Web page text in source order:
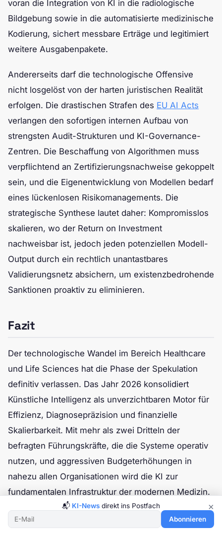
voran die Integration von KI in die radiologische
Bildgebung sowie in die automatisierte medizinische
Kodierung, sichert messbare Erträge und legitimiert
weitere Ausgabenpakete.
Andererseits darf die technologische Offensive
nicht losgelöst von der harten juristischen Realität
erfolgen. Die drastischen Strafen des EU AI Acts
verlangen den sofortigen internen Aufbau von
strengsten Audit-Strukturen und KI-Governance-
Zentren. Die Beschaffung von Algorithmen muss
verpflichtend an Zertifizierungsnachweise gekoppelt
sein, und die Eigenentwicklung von Modellen bedarf
eines lückenlosen Risikomanagements. Die
strategische Synthese lautet daher: Kompromisslos
skalieren, wo der Return on Investment
nachweisbar ist, jedoch jeden potenziellen Modell-
Output durch ein rechtlich unantastbares
Validierungsnetz absichern, um existenzbedrohende
Sanktionen proaktiv zu eliminieren.
Fazit
Der technologische Wandel im Bereich Healthcare
und Life Sciences hat die Phase der Spekulation
definitiv verlassen. Das Jahr 2026 konsolidiert
Künstliche Intelligenz als unverzichtbaren Motor für
Effizienz, Diagnosepräzision und finanzielle
Skalierbarkeit. Mit mehr als zwei Dritteln der
befragten Führungskräfte, die die Systeme operativ
nutzen, und aggressiven Budgeterhöhungen in
nahezu allen Organisationen wird die KI zur
fundamentalen Infrastruktur der modernen Medizin.
Der kommerzielle Durchbruch in der medizinischen
Bildgebung demonstriert eindrucksvoll die
📬 KI-News direkt ins Postfach
Abonnieren
×